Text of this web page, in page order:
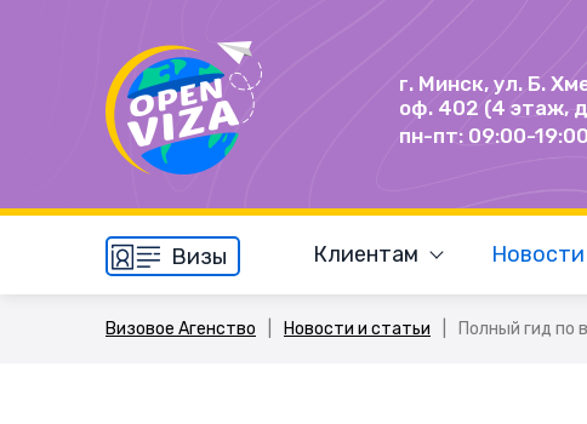
г. Минск, ул. Б.
оф. 402 (4 этаж,
пн-пт: 09:00-19:00
Визы Клиентам
Визовое Агенство Новости и статьи Полный гид по